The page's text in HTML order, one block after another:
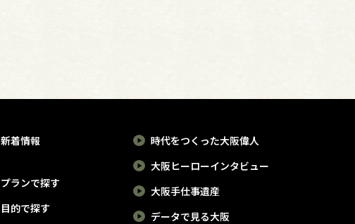
新着情報
プランで探す
目的で探す
時代をつくった大阪偉人
大阪ヒーローインタビュー
大阪手仕事遺産
データで見る大阪